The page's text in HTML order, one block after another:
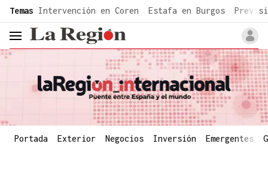
common.go-to-content
Temas Intervención en Coren Estafa en Burgos
header.menu.open
Portada Exterior Negocios Inversión Emergentes